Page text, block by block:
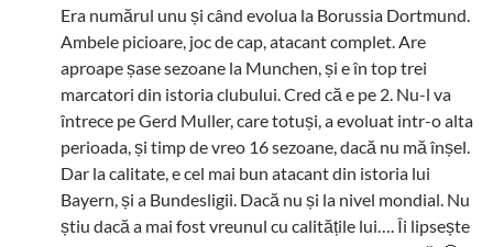
Era numărul unu și când evolua la Borussia Dortmund.
Ambele picioare, joc de cap, atacant complet. Are
aproape șase sezoane la Munchen, și e în top trei
marcatori din istoria clubului. Cred că e pe 2. Nu-l va
întrece pe Gerd Muller, care totuși, a evoluat intr-o alta
perioada, și timp de vreo 16 sezoane, dacă nu mă înșel.
Dar la calitate, e cel mai bun atacant din istoria lui
Bayern, și a Bundesligii. Dacă nu și la nivel mondial. Nu
știu dacă a mai fost vreunul cu calitățile lui…. Îi lipsește